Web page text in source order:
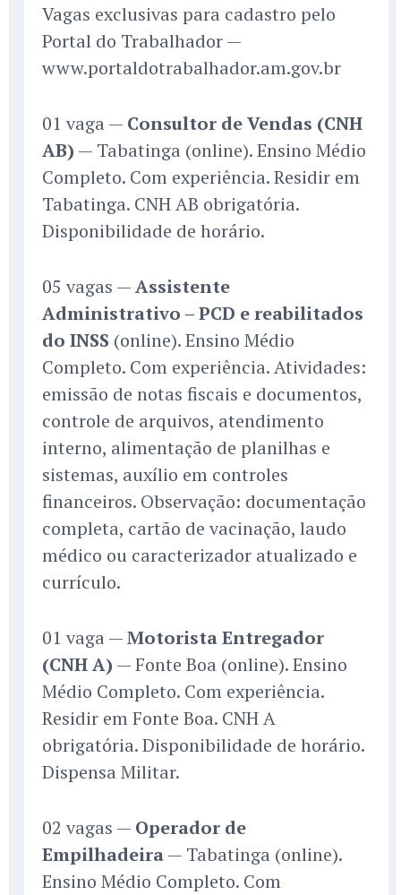
Vagas exclusivas para cadastro pelo
Portal do Trabalhador —
www.portaldotrabalhador.am.gov.br
01 vaga — Consultor de Vendas (CNH
AB) — Tabatinga (online). Ensino Médio
Completo. Com experiência. Residir em
Tabatinga. CNH AB obrigatória.
Disponibilidade de horário.
05 vagas —Assistente
Administrativo – PCD e reabilitados
do INSS (online). Ensino Médio
Completo. Com experiência. Atividades:
emissão de notas fiscais e documentos,
controle de arquivos, atendimento
interno, alimentação de planilhas e
sistemas, auxílio em controles
financeiros. Observação: documentação
completa, cartão de vacinação, laudo
médico ou caracterizador atualizado e
currículo.
01 vaga —Motorista Entregador
(CNH A) — Fonte Boa (online). Ensino
Médio Completo. Com experiência.
Residir em Fonte Boa. CNH A
obrigatória. Disponibilidade de horário.
Dispensa Militar.
02 vagas — Operador de
Empilhadeira— Tabatinga (online).
Ensino Médio Completo. Com